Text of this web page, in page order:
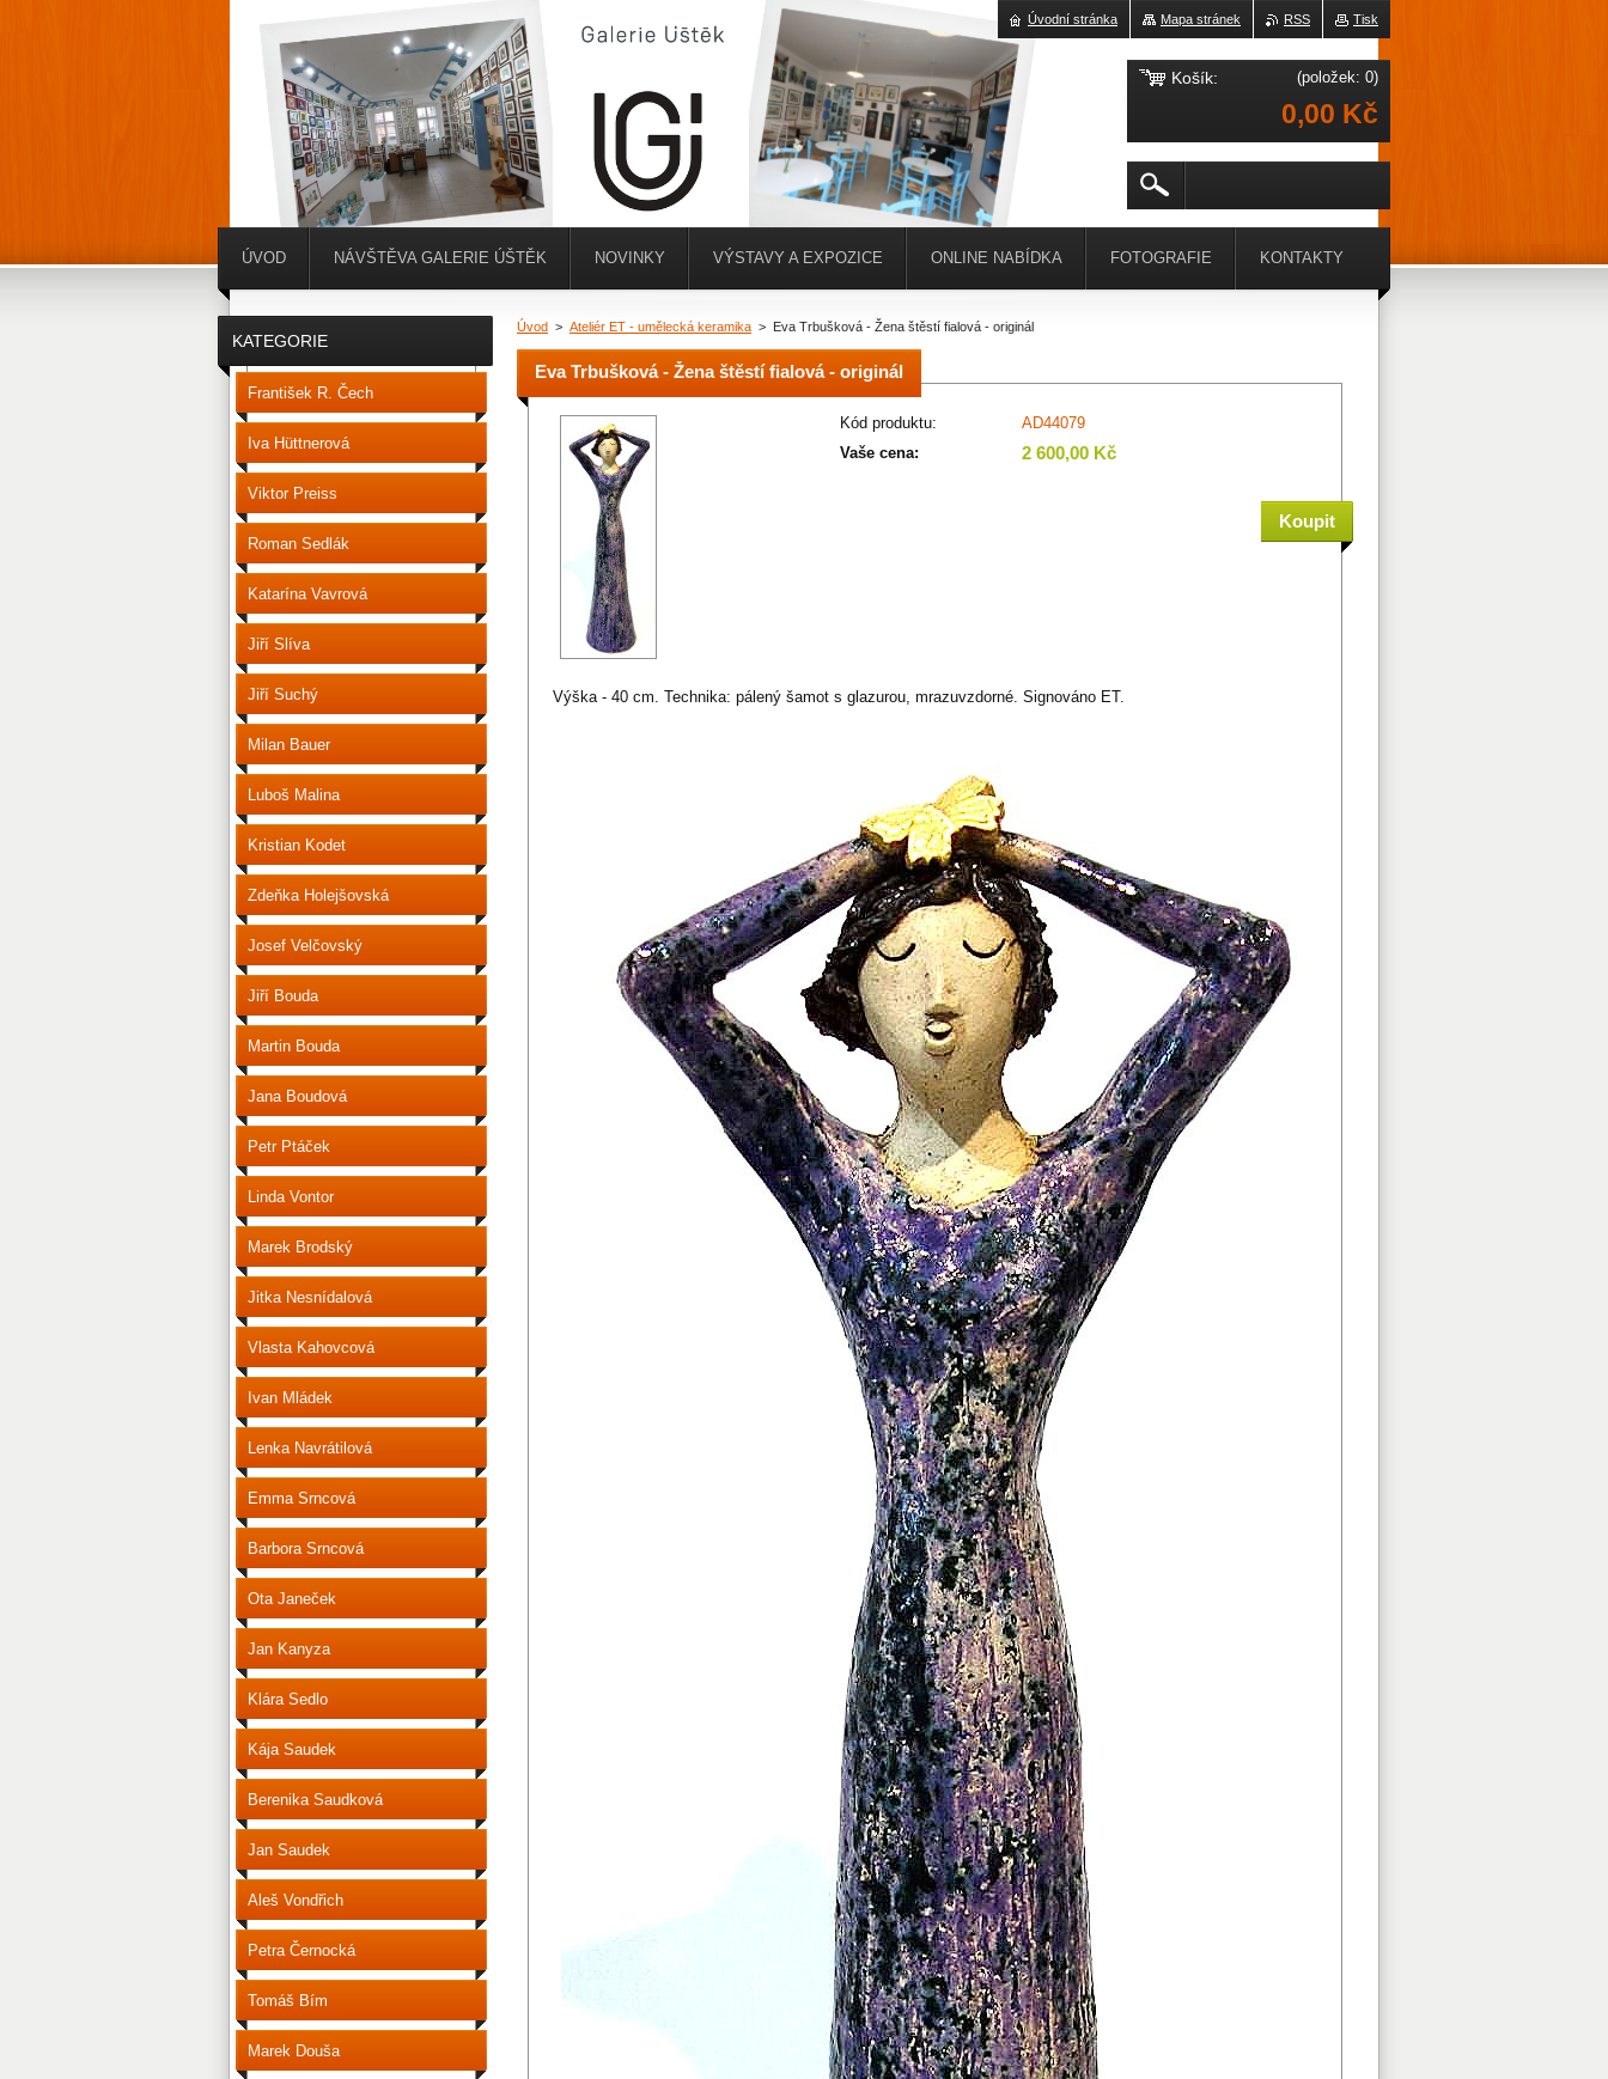
Úvod > Ateliér ET - umělecká keramika > Eva Trbušková - Žena štěstí fialová - originál
Eva Trbušková - Žena štěstí fialová - originál
Kód produktu:
AD44079
Vaše cena:
2 600,00 Kč
Výška - 40 cm. Technika: pálený šamot s glazurou, mrazuvzdorné. Signováno ET.
KATEGORIE
František R. Čech
Iva Hüttnerová
Viktor Preiss
Roman Sedlák
Katarína Vavrová
Jiří Slíva
Jiří Suchý
Milan Bauer
Luboš Malina
Kristian Kodet
Zdeňka Holejšovská
Josef Velčovský
Jiří Bouda
Martin Bouda
Jana Boudová
Petr Ptáček
Linda Vontor
Marek Brodský
Jitka Nesnídalová
Vlasta Kahovcová
Ivan Mládek
Lenka Navrátilová
Emma Srncová
Barbora Srncová
Ota Janeček
Jan Kanyza
Klára Sedlo
Kája Saudek
Berenika Saudková
Jan Saudek
Aleš Vondřich
Petra Černocká
Tomáš Bím
Marek Douša
ÚVOD NÁVŠTĚVA GALERIE ÚŠTĚK NOVINKY VÝSTAVY A EXPOZICE ONLINE NABÍDKA FOTOGRAFIE KONTAKTY
Tisk
RSS
Mapa stránek
Úvodní stránka
Košík: (položek: 0)
0,00 Kč